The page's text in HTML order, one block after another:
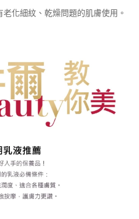
化細紋、乾燥問題的肌膚使用。